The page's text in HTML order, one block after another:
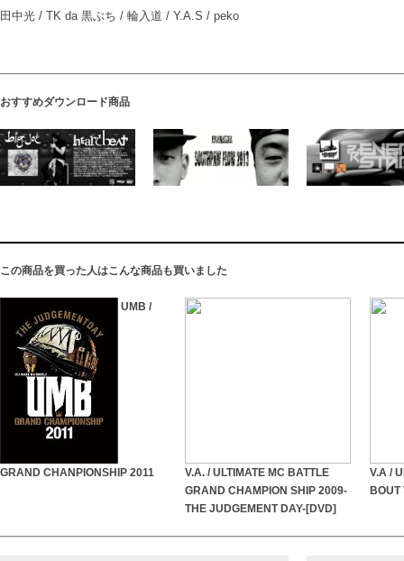
田中光 / TK da 黒ぶち / 輪入道 / Y.A.S / peko
おすすめダウンロード商品
この商品を買った人はこんな商品も買いました
UMB /
GRAND CHANPIONSHIP 2011
V.A. / ULTIMATE MC BATTLE
GRAND CHAMPION SHIP 2009-
THE JUDGEMENT DAY-[DVD]
V.A /
BOUT